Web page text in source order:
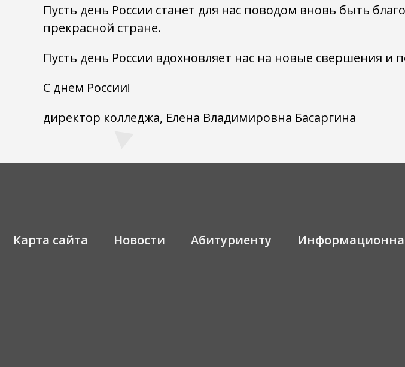
Пусть день России станет для нас поводом вновь быть
прекрасной стране.
Пусть день России вдохновляет нас на новые свершения и
С днем России!
директор колледжа, Елена Владимировна Басаргина
Карта сайта Новости Абитуриенту